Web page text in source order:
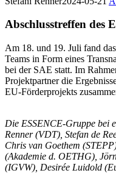
Abschlusstreffen des
Am 18. und 19. Juli fand
Teams in Form eines
bei der SAE statt. Im
Projektpartner die
EU-Förderprojekts
Die ESSENCE-Gruppe bei
Renner (VDT), Stefan de
Chris van Goethem
(Akademie d. OETHG),
(IGVW), Desirée Luidold